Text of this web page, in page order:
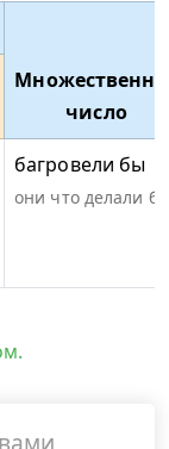
число
багровели бы
они что делали